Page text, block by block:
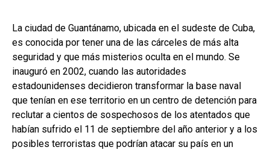
La ciudad de Guantánamo, ubicada en el sudeste de Cuba,
es conocida por tener una de las cárceles de más alta
seguridad y que más misterios oculta en el mundo. Se
inauguró en 2002, cuando las autoridades
estadounidenses decidieron transformar la base naval
que tenían en ese territorio en un centro de detención para
reclutar a cientos de sospechosos de los atentados que
habían sufrido el 11 de septiembre del año anterior y a los
posibles terroristas que podrían atacar su país en un